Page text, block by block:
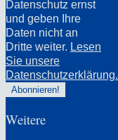
Datenschutz ernst
und geben Ihre
Daten nicht an
Dritte weiter. Lesen
Sie unsere
Datenschutzerklärung.
Weitere